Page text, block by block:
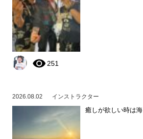
251
2026.08.02 インストラクター
癒しが欲しい時は海